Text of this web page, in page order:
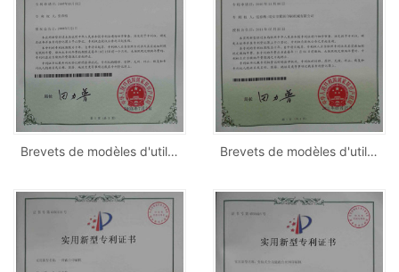
Brevets de modèles d'utilité Brevets de modèles d'utilité